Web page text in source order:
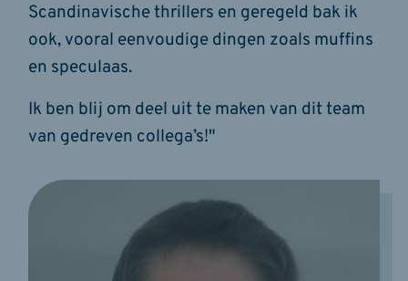
Scandinavische thrillers en geregeld bak ik
ook, vooral eenvoudige dingen zoals muffins
en speculaas.
Ik ben blij om deel uit te maken van dit team
van gedreven collega’s!"